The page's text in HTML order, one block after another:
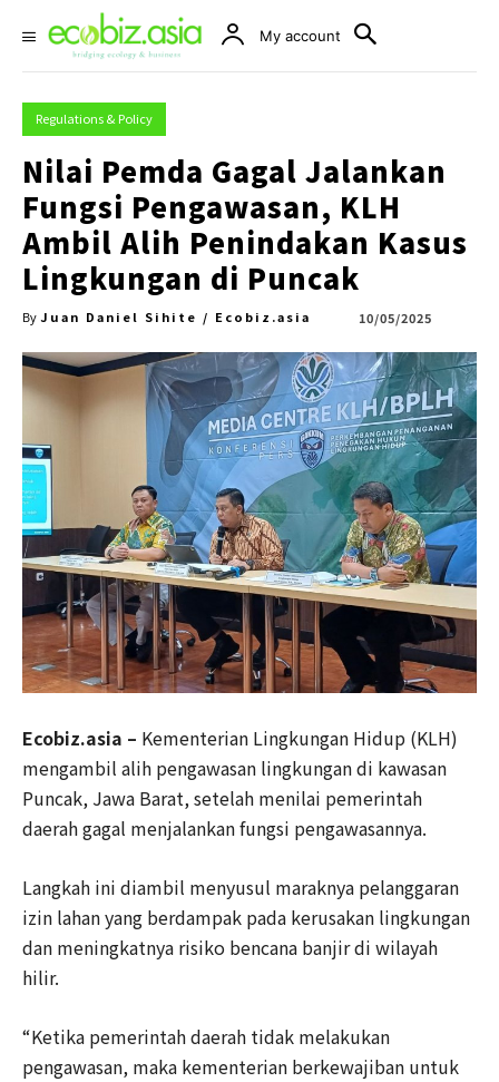
My account
Regulations & Policy
Nilai Pemda Gagal Jalankan
Fungsi Pengawasan, KLH
Ambil Alih Penindakan Kasus
Lingkungan di Puncak
By Juan Daniel Sihite / Ecobiz.asia 10/05/2025
Ecobiz.asia – Kementerian Lingkungan Hidup (KLH)
mengambil alih pengawasan lingkungan di kawasan
Puncak, Jawa Barat, setelah menilai pemerintah
daerah gagal menjalankan fungsi pengawasannya.
Langkah ini diambil menyusul maraknya pelanggaran
izin lahan yang berdampak pada kerusakan lingkungan
dan meningkatnya risiko bencana banjir di wilayah
hilir.
“Ketika pemerintah daerah tidak melakukan
pengawasan, maka kementerian berkewajiban untuk